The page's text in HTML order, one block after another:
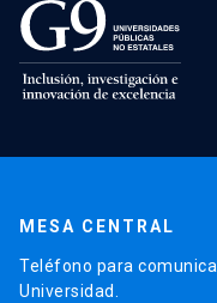
MESA CENTRAL
Teléfono para
Universidad.